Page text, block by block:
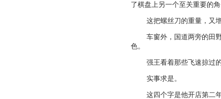
了棋盘上另一个至关重要的
这把螺丝刀的重量，又
车窗外，国道两旁的田
色。
强王看着那些飞速掠过
实事求是。
这四个字是他开店第二